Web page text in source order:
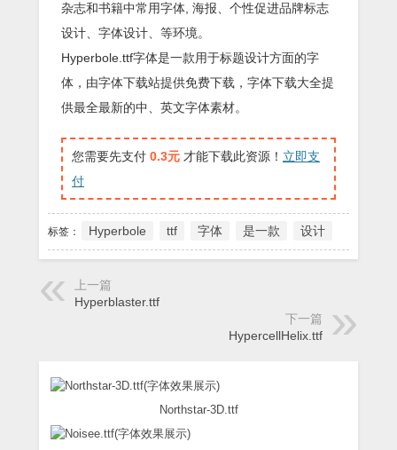
杂志和书籍中常用字体, 海报、个性促进品牌标志
设计、字体设计、等环境。
Hyperbole.ttf字体是一款用于标题设计方面的字
体，由字体下载站提供免费下载，字体下载大全提
供最全最新的中、英文字体素材。
您需要先支付 0.3元 才能下载此资源！ 立即支
付
标签： Hyperbole ttf 字体 是一款 设计
上一篇
Hyperblaster.ttf
下一篇
HypercellHelix.ttf
Northstar-3D.ttf